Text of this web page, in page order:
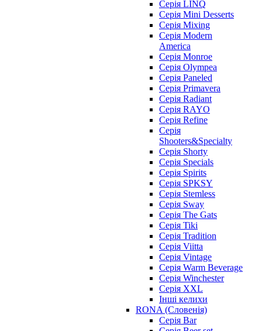
Серія LINQ
Серія Mini Desserts
Серія Mixing
Серія Modern
America
Серія Monroe
Серія Olympea
Серія Paneled
Серія Primavera
Серія Radiant
Серія RAYO
Серія Refine
Серія
Shooters&Specialty
Серія Shorty
Серія Specials
Серія Spirits
Серія SPKSY
Серія Stemless
Серія Sway
Серія The Gats
Серія Tiki
Серія Tradition
Серія Viitta
Серія Vintage
Серія Warm Beverage
Серія Winchester
Серія XXL
Інші келихи
RONA (Словенія)
Серія Bar